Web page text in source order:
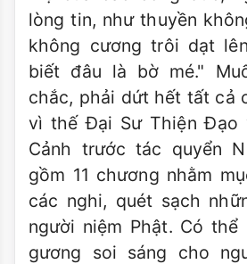
lòng tin, như thuyền
không cương trôi dạt
biết đâu là bờ mé."
chắc, phải dứt hết tất cả
vì thế Đại Sư Thiện Đạo
Cảnh trước tác quyển
gồm 11 chương nhằm
các nghi, quét sạch
người niệm Phật. Có
gương soi sáng cho